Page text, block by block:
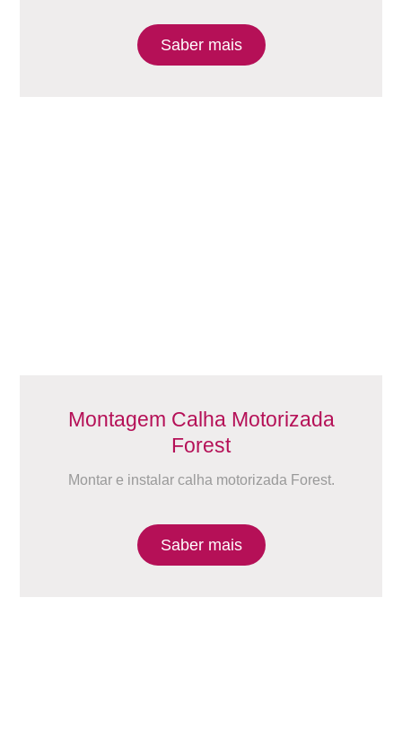
Saber mais
Montagem Calha Motorizada
Forest
Montar e instalar calha motorizada Forest.
Saber mais